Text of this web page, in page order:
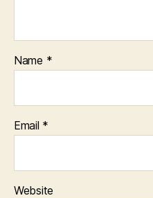
Name *
Email *
Website